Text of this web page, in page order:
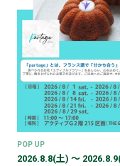
POP UP
2026.8.8(土) 〜